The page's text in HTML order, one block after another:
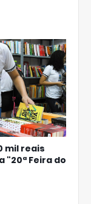
mil reais
"20ª Feira do